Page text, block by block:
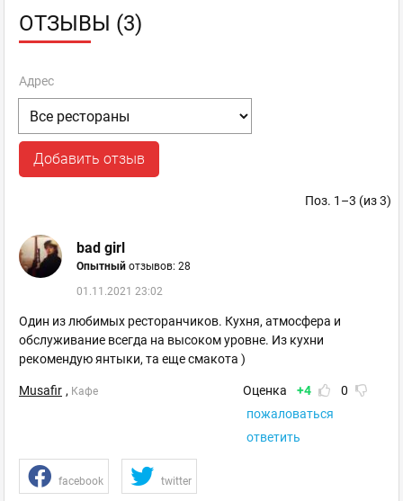
ОТЗЫВЫ (3)
Адрес
Добавить отзыв
Поз. 1–3 (из 3)
bad girl
Опытный отзывов: 28
01.11.2021 23:02
Один из любимых ресторанчиков. Кухня, атмосфера и
обслуживание всегда на высоком уровне. Из кухни
рекомендую янтыки, та еще смакота )
Musafir , Кафе Оценка +4
0
пожаловаться
ответить
facebook twitter